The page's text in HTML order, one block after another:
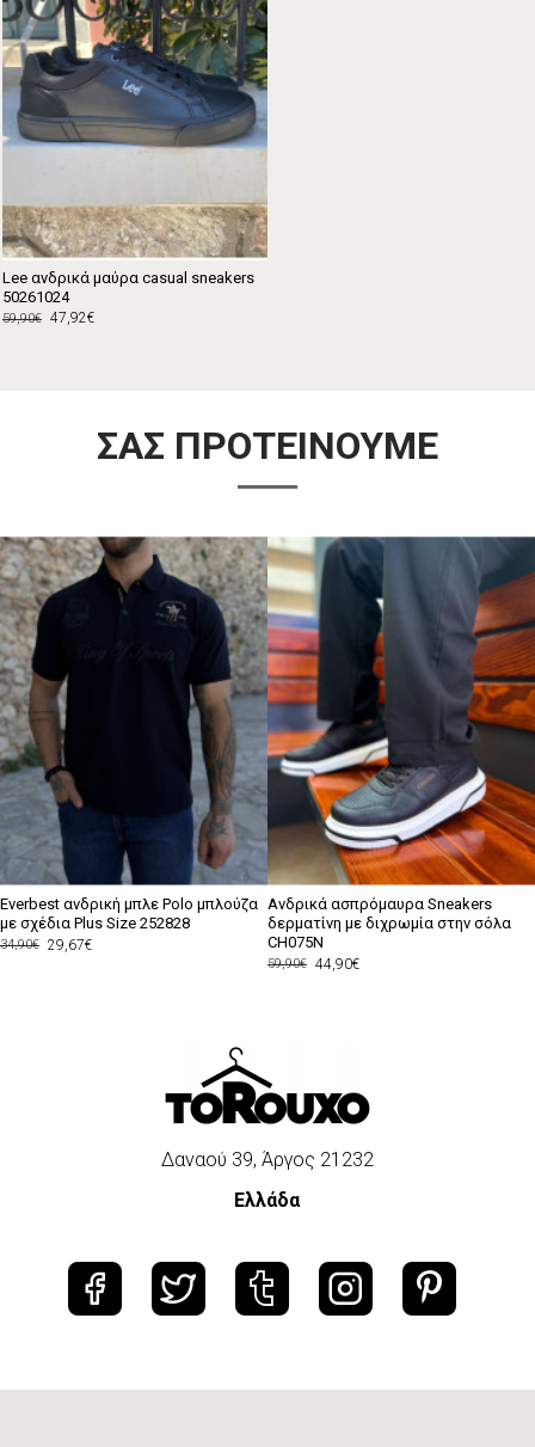
Lee ανδρικά μαύρα casual sneakers
50261024
47,92€
59,90€
ΣΑΣ ΠΡΟΤΕΙΝΟΥΜΕ
Everbest ανδρική μπλε Polo μπλούζα
με σχέδια Plus Size 252828
29,67€
34,90€
Ανδρικά ασπρόμαυρα Sneakers
δερματίνη με διχρωμία στην σόλα
CH075N
44,90€
59,90€
Δαναού 39, Άργος 21232
Ελλάδα